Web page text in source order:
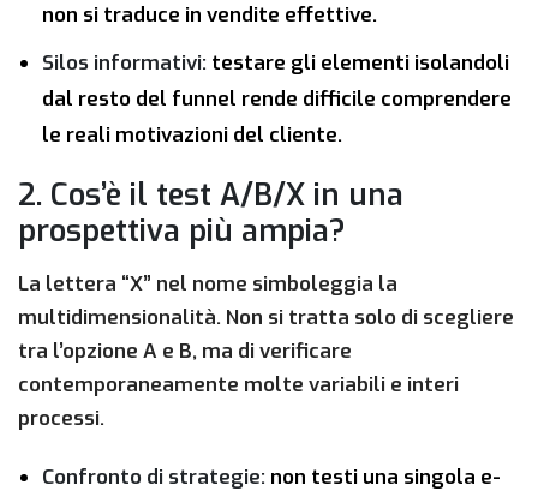
non si traduce in vendite effettive.
Silos informativi: testare gli elementi isolandoli
dal resto del funnel rende difficile comprendere
le reali motivazioni del cliente.
2. Cos’è il test A/B/X in una
prospettiva più ampia?
La lettera “X” nel nome simboleggia la
multidimensionalità. Non si tratta solo di scegliere
tra l’opzione A e B, ma di verificare
contemporaneamente molte variabili e interi
processi.
Confronto di strategie: non testi una singola e-